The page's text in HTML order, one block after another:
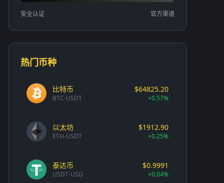
安全认证 官方渠道
热门币种
比特币
BTC-USDT
$64825.20
+0.57%
以太坊
ETH-USDT
$1912.90
+0.25%
泰达币
USDT-USD
$0.9991
+0.04%